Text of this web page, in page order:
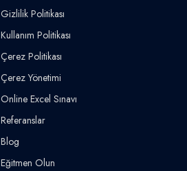
Gizlilik Politikası
Kullanım Politikası
Çerez Politikası
Çerez Yönetimi
Online Excel Sınavı
Referanslar
Blog
Eğitmen Olun